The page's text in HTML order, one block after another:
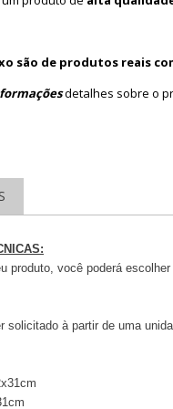
são de produtos reais
detalhes sobre o
produto, você poderá
solicitado à partir de uma